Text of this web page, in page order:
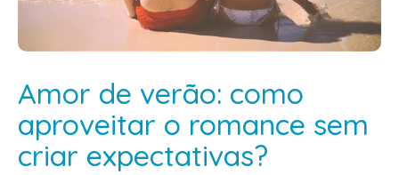
Amor de verão: como
aproveitar o romance sem
criar expectativas?